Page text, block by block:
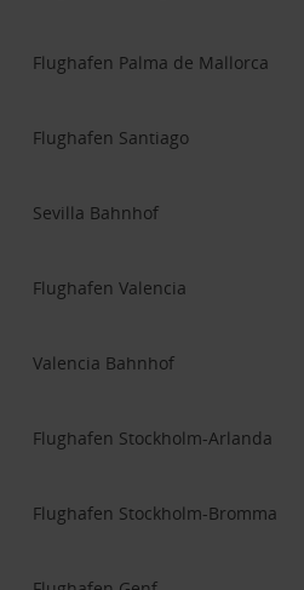
Flughafen Palma de Mallorca
Flughafen Santiago
Sevilla Bahnhof
Flughafen Valencia
Valencia Bahnhof
Flughafen Stockholm-Arlanda
Flughafen Stockholm-Bromma